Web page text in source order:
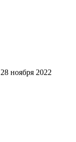
28 ноября 2022